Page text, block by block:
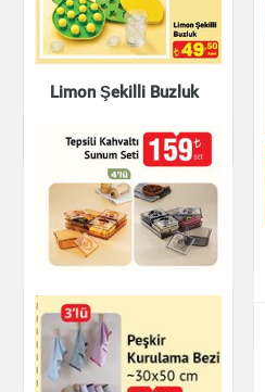
Bıçağı
Mutfak Ürünleri
Limon Şekilli Buzluk
Mutfak Ürünleri
Tepsili Kahvaltı
Sunum Seti
Mutfak Ürünleri